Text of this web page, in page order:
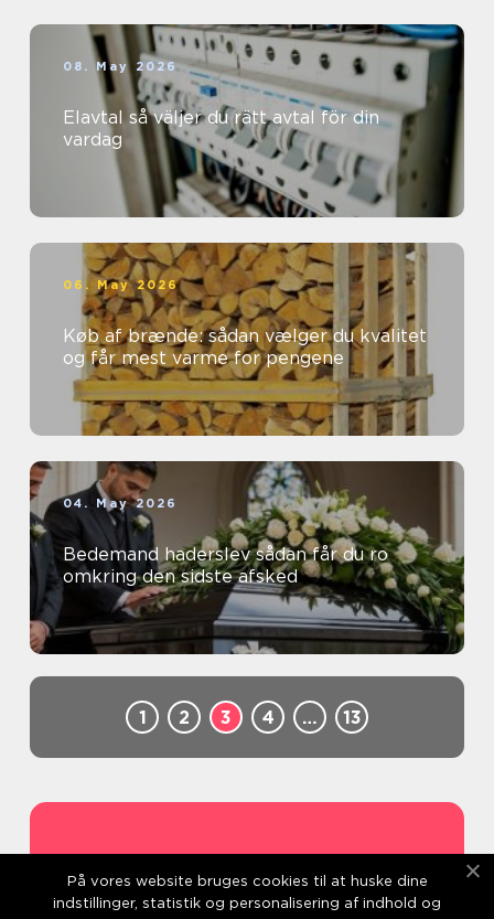
08. May 2026
Elavtal så väljer du rätt avtal för din
vardag
06. May 2026
Køb af brænde: sådan vælger du kvalitet
og får mest varme for pengene
04. May 2026
Bedemand haderslev sådan får du ro
omkring den sidste afsked
1 2 3 4 … 13
Address
På vores website bruges cookies til at huske dine
indstillinger, statistik og personalisering af indhold og